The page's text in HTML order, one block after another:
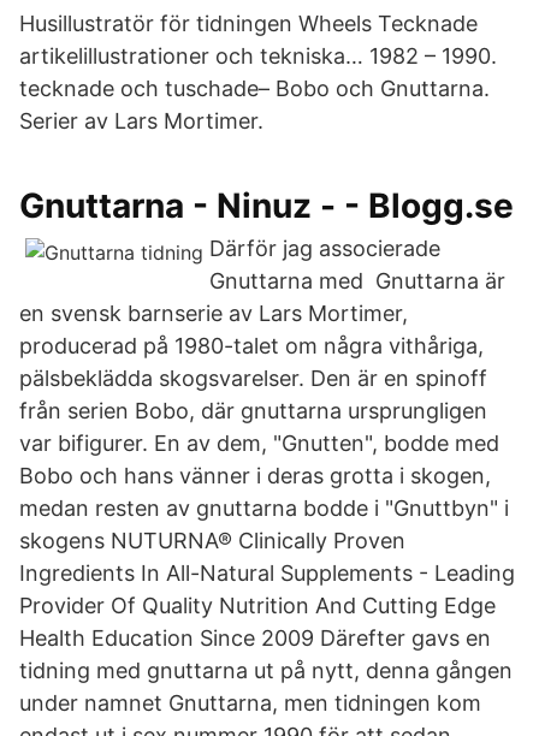
Husillustratör för tidningen Wheels Tecknade
artikelillustrationer och tekniska… 1982 – 1990.
tecknade och tuschade– Bobo och Gnuttarna.
Serier av Lars Mortimer.
Gnuttarna - Ninuz - - Blogg.se
Därför jag associerade
Gnuttarna med Gnuttarna är
en svensk barnserie av Lars Mortimer,
producerad på 1980-talet om några vithåriga,
pälsbeklädda skogsvarelser. Den är en spinoff
från serien Bobo, där gnuttarna ursprungligen
var bifigurer. En av dem, "Gnutten", bodde med
Bobo och hans vänner i deras grotta i skogen,
medan resten av gnuttarna bodde i "Gnuttbyn" i
skogens NUTURNA® Clinically Proven
Ingredients In All-Natural Supplements - Leading
Provider Of Quality Nutrition And Cutting Edge
Health Education Since 2009 Därefter gavs en
tidning med gnuttarna ut på nytt, denna gången
under namnet Gnuttarna, men tidningen kom